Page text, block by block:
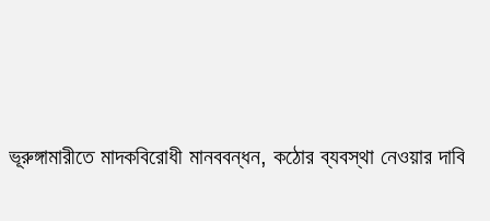
ভূরুঙ্গামারীতে মাদকবিরোধী মানববন্ধন, কঠোর ব্যবস্থা নেওয়ার দাবি